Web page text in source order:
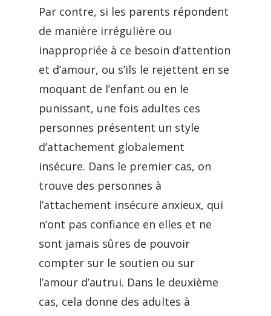
Par contre, si les parents répondent
de manière irrégulière ou
inappropriée à ce besoin d’attention
et d’amour, ou s’ils le rejettent en se
moquant de l’enfant ou en le
punissant, une fois adultes ces
personnes présentent un style
d’attachement globalement
insécure. Dans le premier cas, on
trouve des personnes à
l’attachement insécure anxieux, qui
n’ont pas confiance en elles et ne
sont jamais sûres de pouvoir
compter sur le soutien ou sur
l’amour d’autrui. Dans le deuxième
cas, cela donne des adultes à